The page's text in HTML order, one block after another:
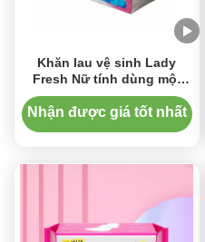
Khăn lau vệ sinh Lady
Fresh Nữ tính dùng một
lần cực lớn để sử dụng
vào ban đêm
Nhận được giá tốt nhất